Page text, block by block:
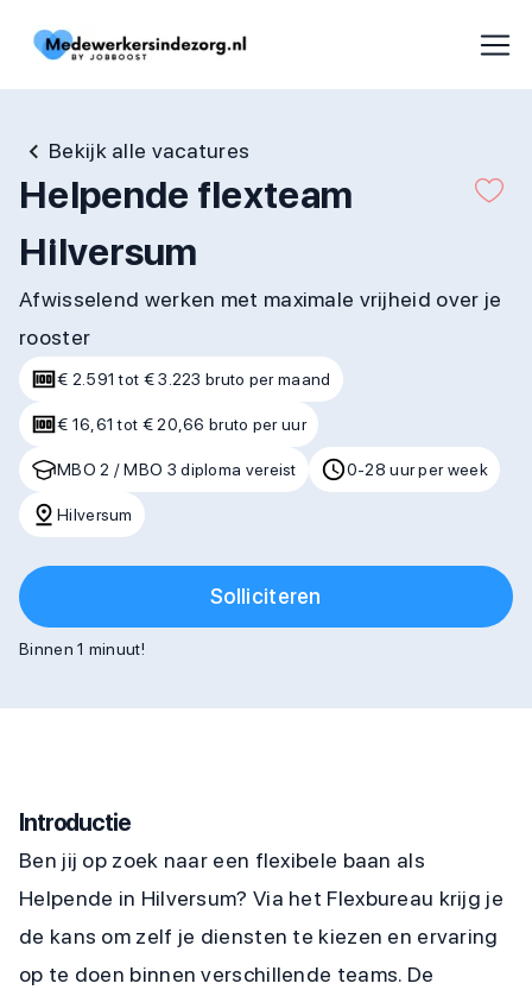
Bekijk alle vacatures
Helpende flexteam
Hilversum
Afwisselend werken met maximale vrijheid over je
rooster
€ 2.591 tot € 3.223 bruto per maand
€ 16,61 tot € 20,66 bruto per uur
MBO 2 / MBO 3 diploma vereist 0-28 uur per week
Hilversum
Solliciteren
Binnen 1 minuut!
Introductie
Ben jij op zoek naar een flexibele baan als
Helpende in Hilversum? Via het Flexbureau krijg je
de kans om zelf je diensten te kiezen en ervaring
op te doen binnen verschillende teams. De